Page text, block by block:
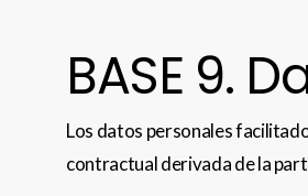
BASE 9.
Los datos personales
contractual derivada de la